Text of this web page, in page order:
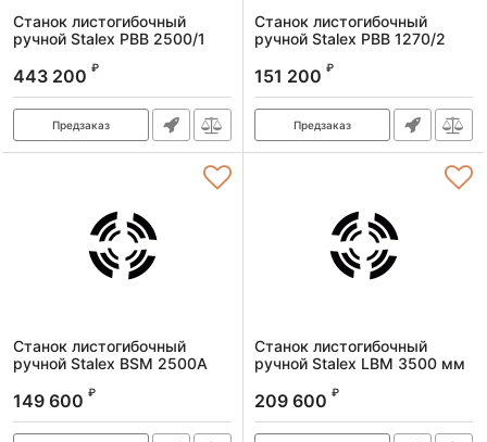
Станок листогибочный
ручной Stalex PBB 2500/1
373154
443 200 ₽
Предзаказ
Станок листогибочный
ручной Stalex PBB 1270/2
373151
151 200 ₽
Предзаказ
Станок листогибочный
ручной Stalex BSM 2500A
373173A
149 600 ₽
Станок листогибочный
ручной Stalex LBM 3500 мм
Артикул: 101140
209 600 ₽